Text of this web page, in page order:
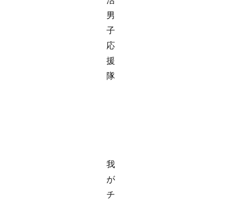
男
子
応
援
隊
我
が
チ